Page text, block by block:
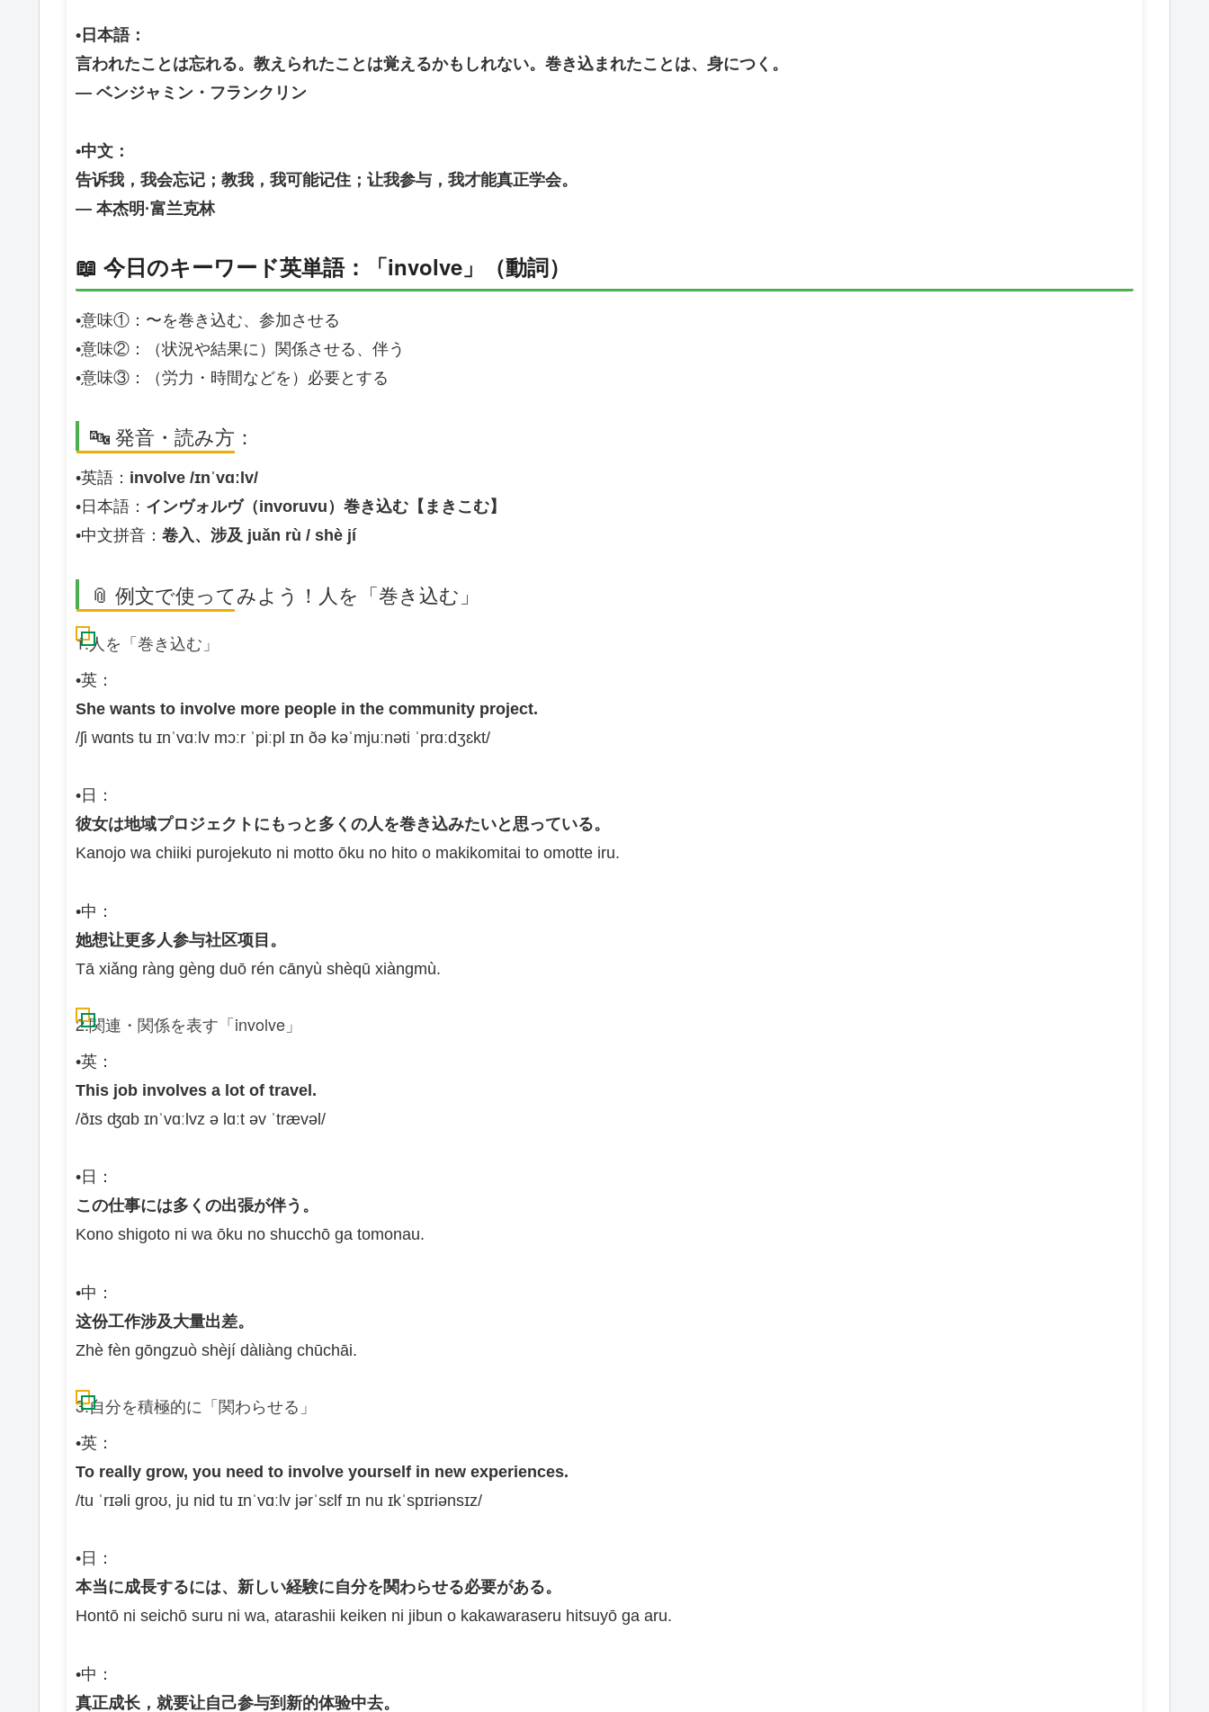
•日本語：
言われたことは忘れる。教えられたことは覚えるかもしれない。巻き込まれたことは、身につく。
— ベンジャミン・フランクリン
•中文：
告诉我，我会忘记；教我，我可能记住；让我参与，我才能真正学会。
— 本杰明·富兰克林
📖 今日のキーワード英単語：「involve」（動詞）
•意味①：〜を巻き込む、参加させる
•意味②：（状況や結果に）関係させる、伴う
•意味③：（労力・時間などを）必要とする
🔤 発音・読み方：
•英語： involve /ɪnˈvɑːlv/
•日本語： インヴォルヴ（invoruvu）巻き込む【まきこむ】
•中文拼音： 卷入、涉及 juǎn rù / shè jí
📎 例文で使ってみよう！人を「巻き込む」
1.人を「巻き込む」
•英：
She wants to involve more people in the community project.
/ʃi wɑnts tu ɪnˈvɑːlv mɔːr ˈpiːpl ɪn ðə kəˈmjuːnəti ˈprɑːdʒɛkt/
•日：
彼女は地域プロジェクトにもっと多くの人を巻き込みたいと思っている。
Kanojo wa chiiki purojekuto ni motto ōku no hito o makikomitai to omotte iru.
•中：
她想让更多人参与社区项目。
Tā xiǎng ràng gèng duō rén cānyù shèqū xiàngmù.
2.関連・関係を表す「involve」
•英：
This job involves a lot of travel.
/ðɪs ʤɑb ɪnˈvɑːlvz ə lɑːt əv ˈtrævəl/
•日：
この仕事には多くの出張が伴う。
Kono shigoto ni wa ōku no shucchō ga tomonau.
•中：
这份工作涉及大量出差。
Zhè fèn gōngzuò shèjí dàliàng chūchāi.
3.自分を積極的に「関わらせる」
•英：
To really grow, you need to involve yourself in new experiences.
/tu ˈrɪəli ɡroʊ, ju nid tu ɪnˈvɑːlv jərˈsɛlf ɪn nu ɪkˈspɪriənsɪz/
•日：
本当に成長するには、新しい経験に自分を関わらせる必要がある。
Hontō ni seichō suru ni wa, atarashii keiken ni jibun o kakawaraseru hitsuyō ga aru.
•中：
真正成长，就要让自己参与到新的体验中去。